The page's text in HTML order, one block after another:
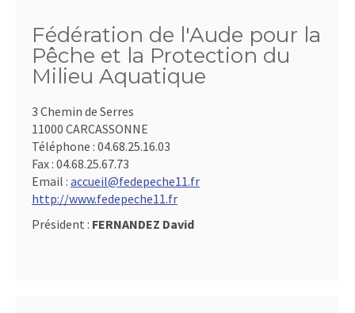
Fédération de l'Aude pour la
Pêche et la Protection du
Milieu Aquatique
3 Chemin de Serres
11000 CARCASSONNE
Téléphone : 04.68.25.16.03
Fax : 04.68.25.67.73
Email : accueil@fedepeche11.fr
http://www.fedepeche11.fr
Président : FERNANDEZ David